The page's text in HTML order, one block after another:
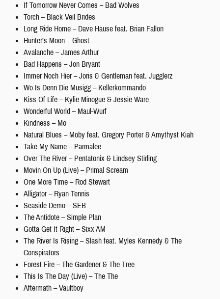
If Tomorrow Never Comes – Bad Wolves
Torch – Black Veil Brides
Long Ride Home – Dave Hause feat. Brian Fallon
Hunter’s Moon – Ghost
Avalanche – James Arthur
Bad Happens – Jon Bryant
Immer Noch Hier – Joris & Gentleman feat. Jugglerz
Wo Is Denn Die Musigg – Kellerkommando
Kiss Of Life – Kylie Minogue & Jessie Ware
Wonderful World – Maul-Wurf
Kindness – Mö
Natural Blues – Moby feat. Gregory Porter & Amythyst Kiah
Take My Name – Parmalee
Over The River – Pentatonix & Lindsey Stirling
Movin On Up (Live) – Primal Scream
One More Time – Rod Stewart
Alligator – Ryan Tennis
Seaside Demo – SEB
The Antidote – Simple Plan
Gotta Get It Right – Sixx AM
The River Is Rising – Slash feat. Myles Kennedy & The
Conspirators
Forest Fire – The Gardener & The Tree
This Is The Day (Live) – The The
Aftermath – Vaultboy